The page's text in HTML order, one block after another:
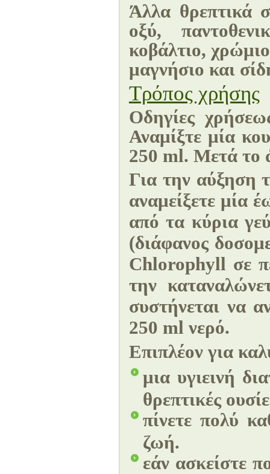
Άλλα θρεπτικά
οξύ,
κοβάλτιο,
μαγνήσιο και
Τρόπος χρήσης
Οδηγίες
Αναμίξτε μία
250 ml. Μετά το
Για την αύξηση
αναμείξετε μία
από τα κύρια
(διάφανος
Chlorophyll σε
την
συστήνεται να
250 ml νερό.
Επιπλέον για
μια υγιεινή
θρεπτικές
πίνετε πολύ
ζωή.
εάν ασκείστε